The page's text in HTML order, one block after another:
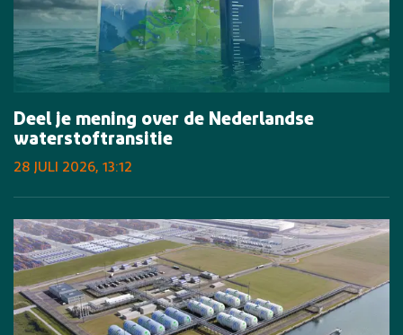
Deel je mening over de Nederlandse
waterstoftransitie
28 JULI 2026, 13:12